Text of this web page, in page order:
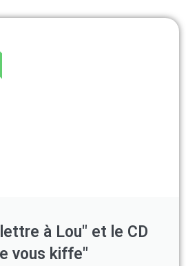
à Lou" et le CD
vous kiffe"